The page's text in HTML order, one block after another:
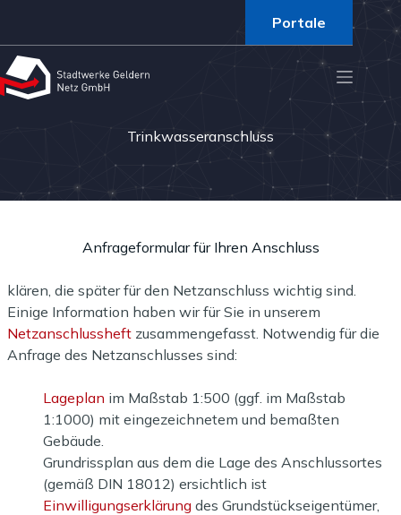
Portale
Trinkwasseranschluss
Anfrageformular für Ihren Anschluss
klären, die später für den Netzanschluss wichtig sind.
Einige Information haben wir für Sie in unserem
Netzanschlussheft zusammengefasst. Notwendig für die
Anfrage des Netzanschlusses sind:
Lageplan im Maßstab 1:500 (ggf. im Maßstab
1:1000) mit eingezeichnetem und bemaßten
Gebäude.
Grundrissplan aus dem die Lage des Anschlussortes
(gemäß DIN 18012) ersichtlich ist
Einwilligungserklärung des Grundstückseigentümer,